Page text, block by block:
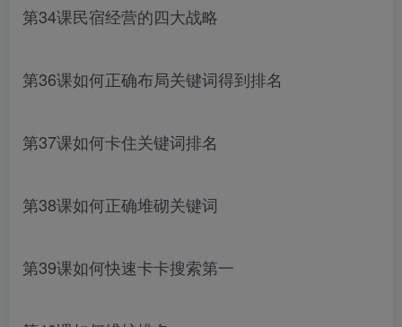
第34课民宿经营的四大战略
第36课如何正确布局关键词得到排名
第37课如何卡住关键词排名
第38课如何正确堆砌关键词
第39课如何快速卡卡搜索第一